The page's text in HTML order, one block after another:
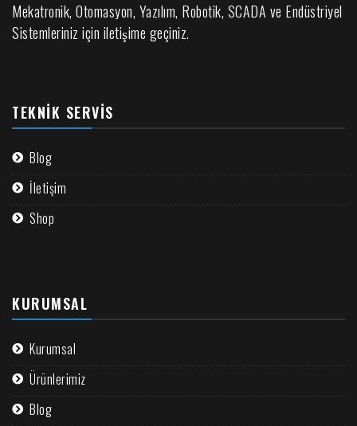
Mekatronik, Otomasyon, Yazılım, Robotik, SCADA ve Endüstriyel
Sistemleriniz için iletişime geçiniz.
TEKNIK SERVIS
Blog
İletişim
Shop
KURUMSAL
Kurumsal
Ürünlerimiz
Blog